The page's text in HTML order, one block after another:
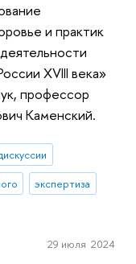
и практик
XVIII века»
профессор
Каменский.
экспертиза
29 июля 2024